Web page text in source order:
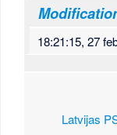
18:21:15, 27
Latvijas